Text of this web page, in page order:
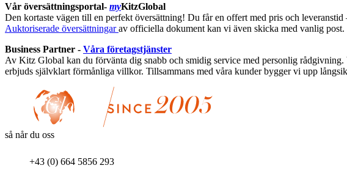
Vår översättningsportal- myKitzGlobal
Den kortaste vägen till en perfekt översättning! Du får en offert med pris och
Auktoriserade översättningarav officiella dokument kan vi även skicka med vanlig post.
Business Partner - Våra företagstjänster
Av Kitz Global kan du förvänta dig snabb och smidig service med personlig
erbjuds självklart förmånliga villkor. Tillsammans med våra kunder bygger vi upp
så når du oss
+43 (0) 664 5856 293